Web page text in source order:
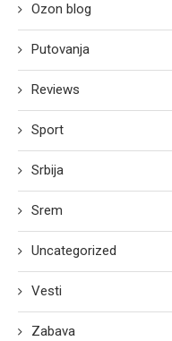
Ozon blog
Putovanja
Reviews
Sport
Srbija
Srem
Uncategorized
Vesti
Zabava